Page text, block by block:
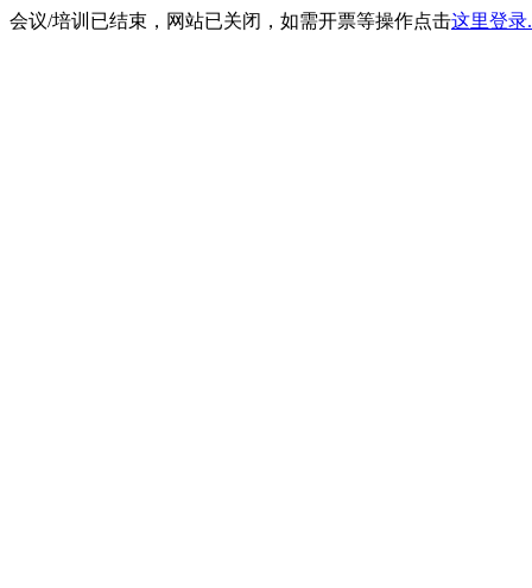
会议/培训已结束，网站已关闭，如需开票等操作点击这里登录.